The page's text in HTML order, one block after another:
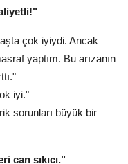
çok iyiydi. Ancak
yaptım. Bu arızanın
iyi."
sorunları büyük bir
can sıkıcı."